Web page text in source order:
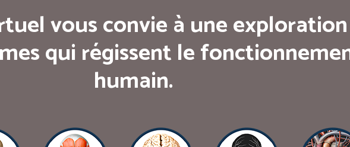
vous convie à une
qui régissent le
humain.